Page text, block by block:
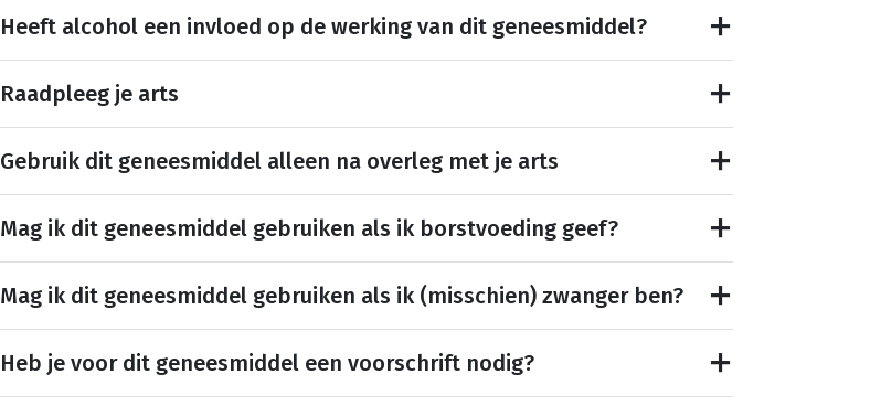
Heeft alcohol een invloed op de werking van dit geneesmiddel?
Raadpleeg je arts
Gebruik dit geneesmiddel alleen na overleg met je arts
Mag ik dit geneesmiddel gebruiken als ik borstvoeding geef?
Mag ik dit geneesmiddel gebruiken als ik (misschien) zwanger ben?
Heb je voor dit geneesmiddel een voorschrift nodig?